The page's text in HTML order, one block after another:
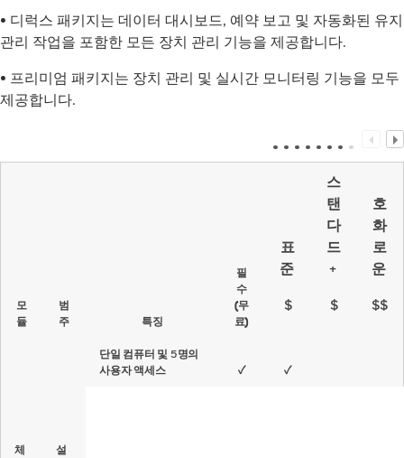
• 디럭스 패키지는 데이터 대시보드, 예약 보고 및 자동화된 유지
관리 작업을 포함한 모든 장치 관리 기능을 제공합니다.
• 프리미엄 패키지는 장치 관리 및 실시간 모니터링 기능을 모두
제공합니다.
모
듈
범
주
특징
필
수
(무
료)
표
준
$
스
탠
다
드
+
$
호
화
로
운
$$
체
설
단일 컴퓨터 및 5명의
사용자 액세스
✓ ✓